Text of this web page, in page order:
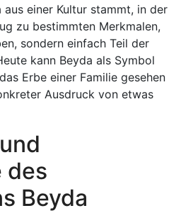
einer Kultur stammt, in der
zu bestimmten Merkmalen,
sondern einfach Teil der
kann Beyda als Symbol
Erbe einer Familie gesehen
Ausdruck von etwas
des
Beyda